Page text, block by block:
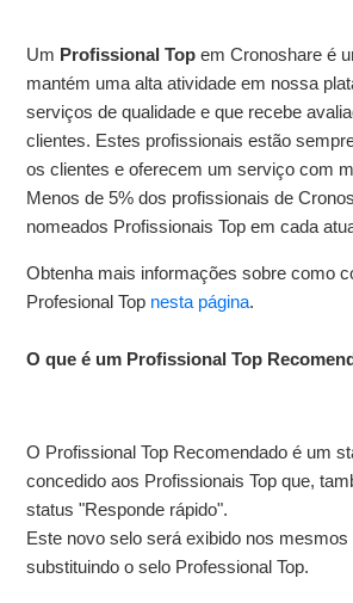
limite?
Acredito que tenho as qualificações para
Top. Por que não sou?
Como sei o quanto falta para me
Posso pagar para ser Profissional Top?
Um Profissional Top em Cronoshare é
mantém uma alta atividade em nossa
serviços de qualidade e que recebe
clientes. Estes profissionais estão
os clientes e oferecem um serviço com
Menos de 5% dos profissionais de
nomeados Profissionais Top em cada
Obtenha mais informações sobre como
Profesional Top nesta página.
O que é um Profissional Top
O Profissional Top Recomendado é um
concedido aos Profissionais Top que,
status "Responde rápido".
Este novo selo será exibido nos mesmos
substituindo o selo Professional Top.